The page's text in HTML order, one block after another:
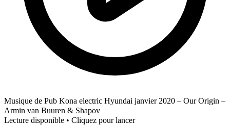
Musique de Pub Kona electric Hyundai janvier 2020 – Our Origin –
Armin van Buuren & Shapov
Lecture disponible • Cliquez pour lancer